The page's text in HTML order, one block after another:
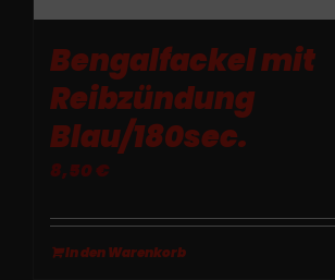
Bengalfackel mit
Reibzündung
Blau/180sec.
8,50€
In den Warenkorb